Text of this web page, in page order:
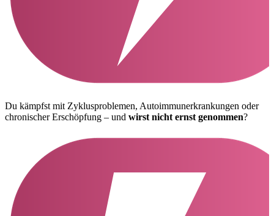
Du kämpfst mit Zyklusproblemen, Autoimmunerkrankungen oder
chronischer Erschöpfung – und wirst nicht ernst genommen?